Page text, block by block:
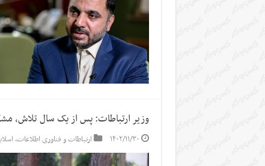
وزیر ارتباطات: پس از یک سال تلاش،
۱۴۰۲/۱۱/۳۰ ارتباطات و فناوری اطلاعات,